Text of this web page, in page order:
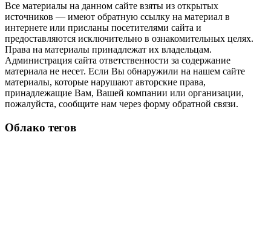
Все материалы на данном сайте взяты из открытых
источников — имеют обратную ссылку на материал в
интернете или присланы посетителями сайта и
предоставляются исключительно в ознакомительных целях.
Права на материалы принадлежат их владельцам.
Администрация сайта ответственности за содержание
материала не несет. Если Вы обнаружили на нашем сайте
материалы, которые нарушают авторские права,
принадлежащие Вам, Вашей компании или организации,
пожалуйста, сообщите нам через форму обратной связи.
Облако тегов